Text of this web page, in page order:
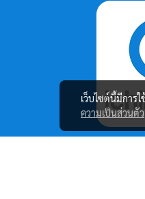
เว็บไซต์นี้มีการ
ความเป็นส่วนตัว